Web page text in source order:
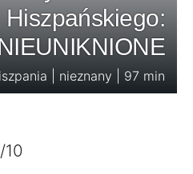
Hiszpańskiego:
| nieznany | 97 min
10